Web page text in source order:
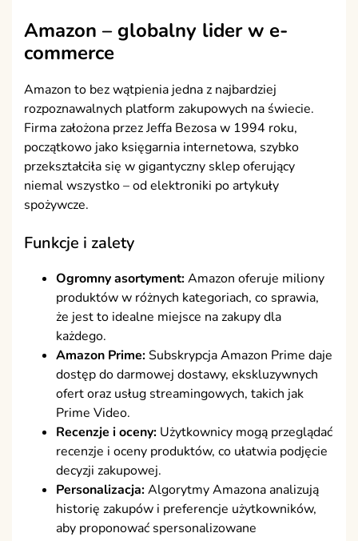
Amazon – globalny lider w e-
commerce
Amazon to bez wątpienia jedna z najbardziej
rozpoznawalnych platform zakupowych na świecie.
Firma założona przez Jeffa Bezosa w 1994 roku,
początkowo jako księgarnia internetowa, szybko
przekształciła się w gigantyczny sklep oferujący
niemal wszystko – od elektroniki po artykuły
spożywcze.
Funkcje i zalety
Ogromny asortyment:Amazon oferuje miliony
produktów w różnych kategoriach, co sprawia,
że jest to idealne miejsce na zakupy dla
każdego.
Amazon Prime:Subskrypcja Amazon Prime daje
dostęp do darmowej dostawy, ekskluzywnych
ofert oraz usług streamingowych, takich jak
Prime Video.
Recenzje i oceny: Użytkownicy mogą przeglądać
recenzje i oceny produktów, co ułatwia podjęcie
decyzji zakupowej.
Personalizacja:Algorytmy Amazona analizują
historię zakupów i preferencje użytkowników,
aby proponować spersonalizowane